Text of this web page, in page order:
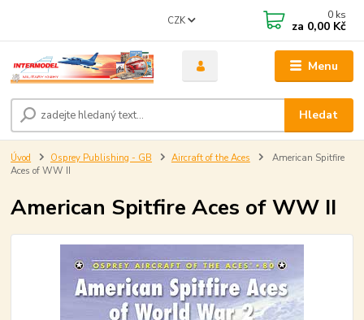
Menu
CZK
Hledat
0 ks
za 0,00 Kč
Úvod Osprey Publishing - GB Aircraft of the Aces
American Spitfire
Aces of WW II
American Spitfire Aces of WW II